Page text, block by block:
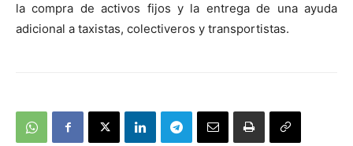
la compra de activos fijos y la entrega de una ayuda
adicional a taxistas, colectiveros y transportistas.